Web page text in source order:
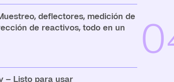
deflectores, medición de
de reactivos, todo en un
– Listo para usar